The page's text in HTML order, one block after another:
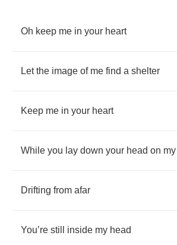
Oh keep me in your heart
Let the image of me find a shelter
Keep me in your heart
While you lay down your head on my
Drifting from afar
You’re still inside my head